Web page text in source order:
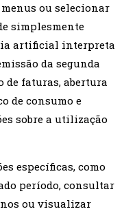
menus ou selecionar
simplesmente
artificial interpreta
da segunda
de faturas, abertura
de consumo e
sobre a utilização
específicas, como
período, consultar
ou visualizar